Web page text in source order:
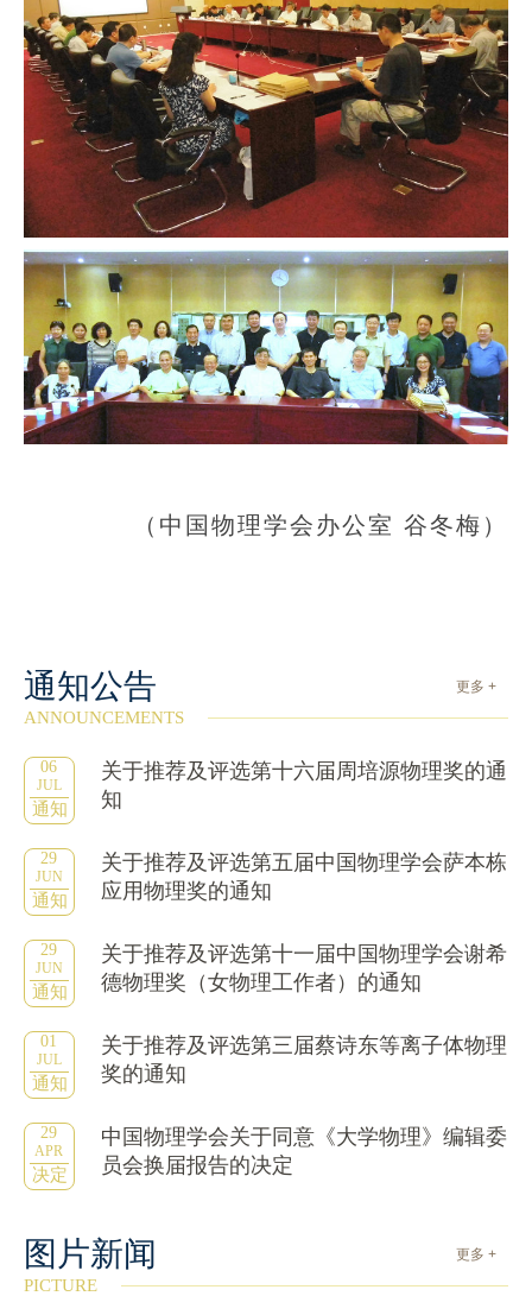
（中国物理学会办公室 谷冬梅）
通知公告 更多 +
ANNOUNCEMENTS
06
JUL
通知
关于推荐及评选第十六届周培源物理奖的通
知
29
JUN
通知
关于推荐及评选第五届中国物理学会萨本栋
应用物理奖的通知
29
JUN
通知
关于推荐及评选第十一届中国物理学会谢希
德物理奖（女物理工作者）的通知
01
JUL
通知
关于推荐及评选第三届蔡诗东等离子体物理
奖的通知
29
APR
决定
中国物理学会关于同意《大学物理》编辑委
员会换届报告的决定
更多 +
图片新闻
PICTURE